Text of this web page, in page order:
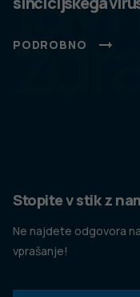
PODROBNO
Stopite v stik z
Ne najdete odgovora
vprašanje!